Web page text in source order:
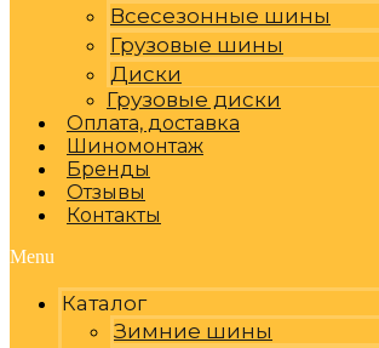
Всесезонные шины
Грузовые шины
Диски
Грузовые диски
Оплата, доставка
Шиномонтаж
Бренды
Отзывы
Контакты
Menu
Каталог
Зимние шины